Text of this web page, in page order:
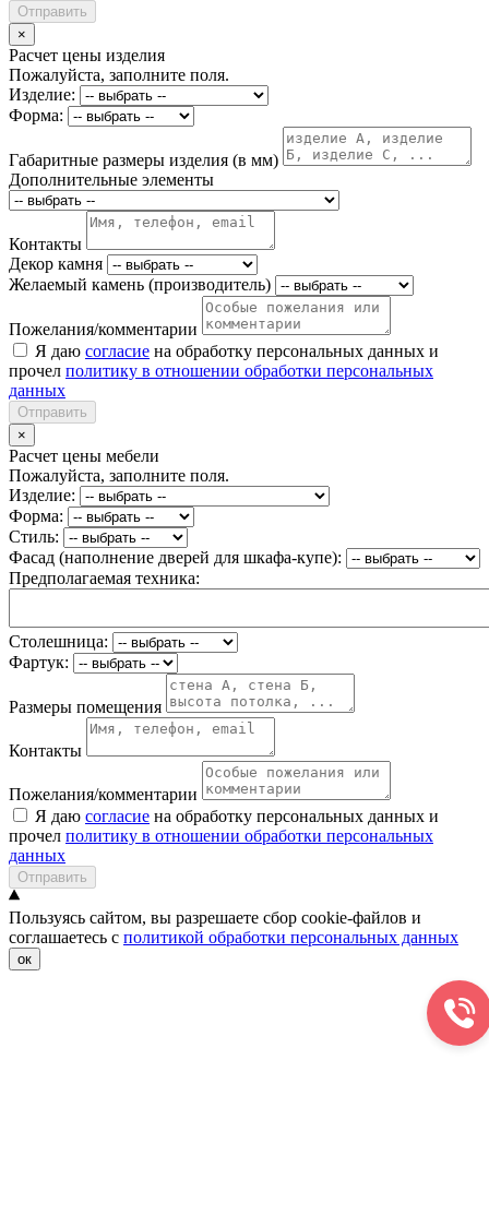
Отправить
×
Расчет цены изделия
Пожалуйста, заполните поля.
Изделие:
Форма:
Габаритные размеры изделия (в мм)
Дополнительные элементы
Контакты
Декор камня
Желаемый камень (производитель)
Пожелания/комментарии
Я даю согласие на обработку персональных данных и
прочел политику в отношении обработки персональных
данных
Отправить
×
Расчет цены мебели
Пожалуйста, заполните поля.
Изделие:
Форма:
Стиль:
Фасад (наполнение дверей для шкафа-купе):
Предполагаемая техника:
Столешница:
Фартук:
Размеры помещения
Контакты
Пожелания/комментарии
Я даю согласие на обработку персональных данных и
прочел политику в отношении обработки персональных
данных
Отправить
Пользуясь сайтом, вы разрешаете сбор cookie-файлов и
соглашаетесь с политикой обработки персональных данных
ок